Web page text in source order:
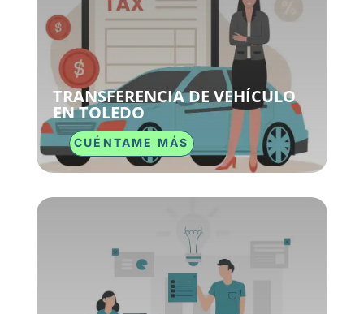
TRANSFERENCIA DE VEHÍCULO
EN TOLEDO
CUÉNTAME MÁS